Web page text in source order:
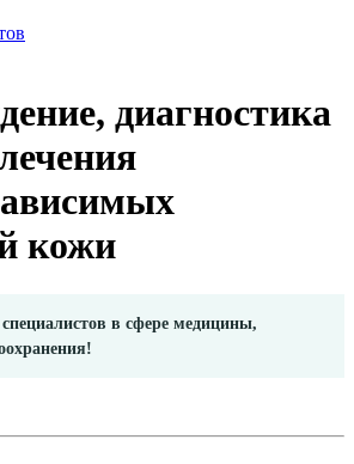
диагностика
кожи
в сфере медицины,